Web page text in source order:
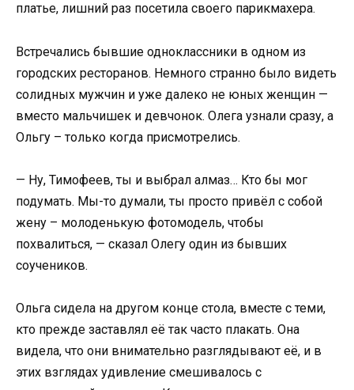
платье, лишний раз посетила своего парикмахера.
Встречались бывшие одноклассники в одном из
городских ресторанов. Немного странно было видеть
солидных мужчин и уже далеко не юных женщин —
вместо мальчишек и девчонок. Олега узнали сразу, а
Ольгу – только когда присмотрелись.
— Ну, Тимофеев, ты и выбрал алмаз… Кто бы мог
подумать. Мы-то думали, ты просто привёл с собой
жену – молоденькую фотомодель, чтобы
похвалиться, — сказал Олегу один из бывших
соучеников.
Ольга сидела на другом конце стола, вместе с теми,
кто прежде заставлял её так часто плакать. Она
видела, что они внимательно разглядывают её, и в
этих взглядах удивление смешивалось с